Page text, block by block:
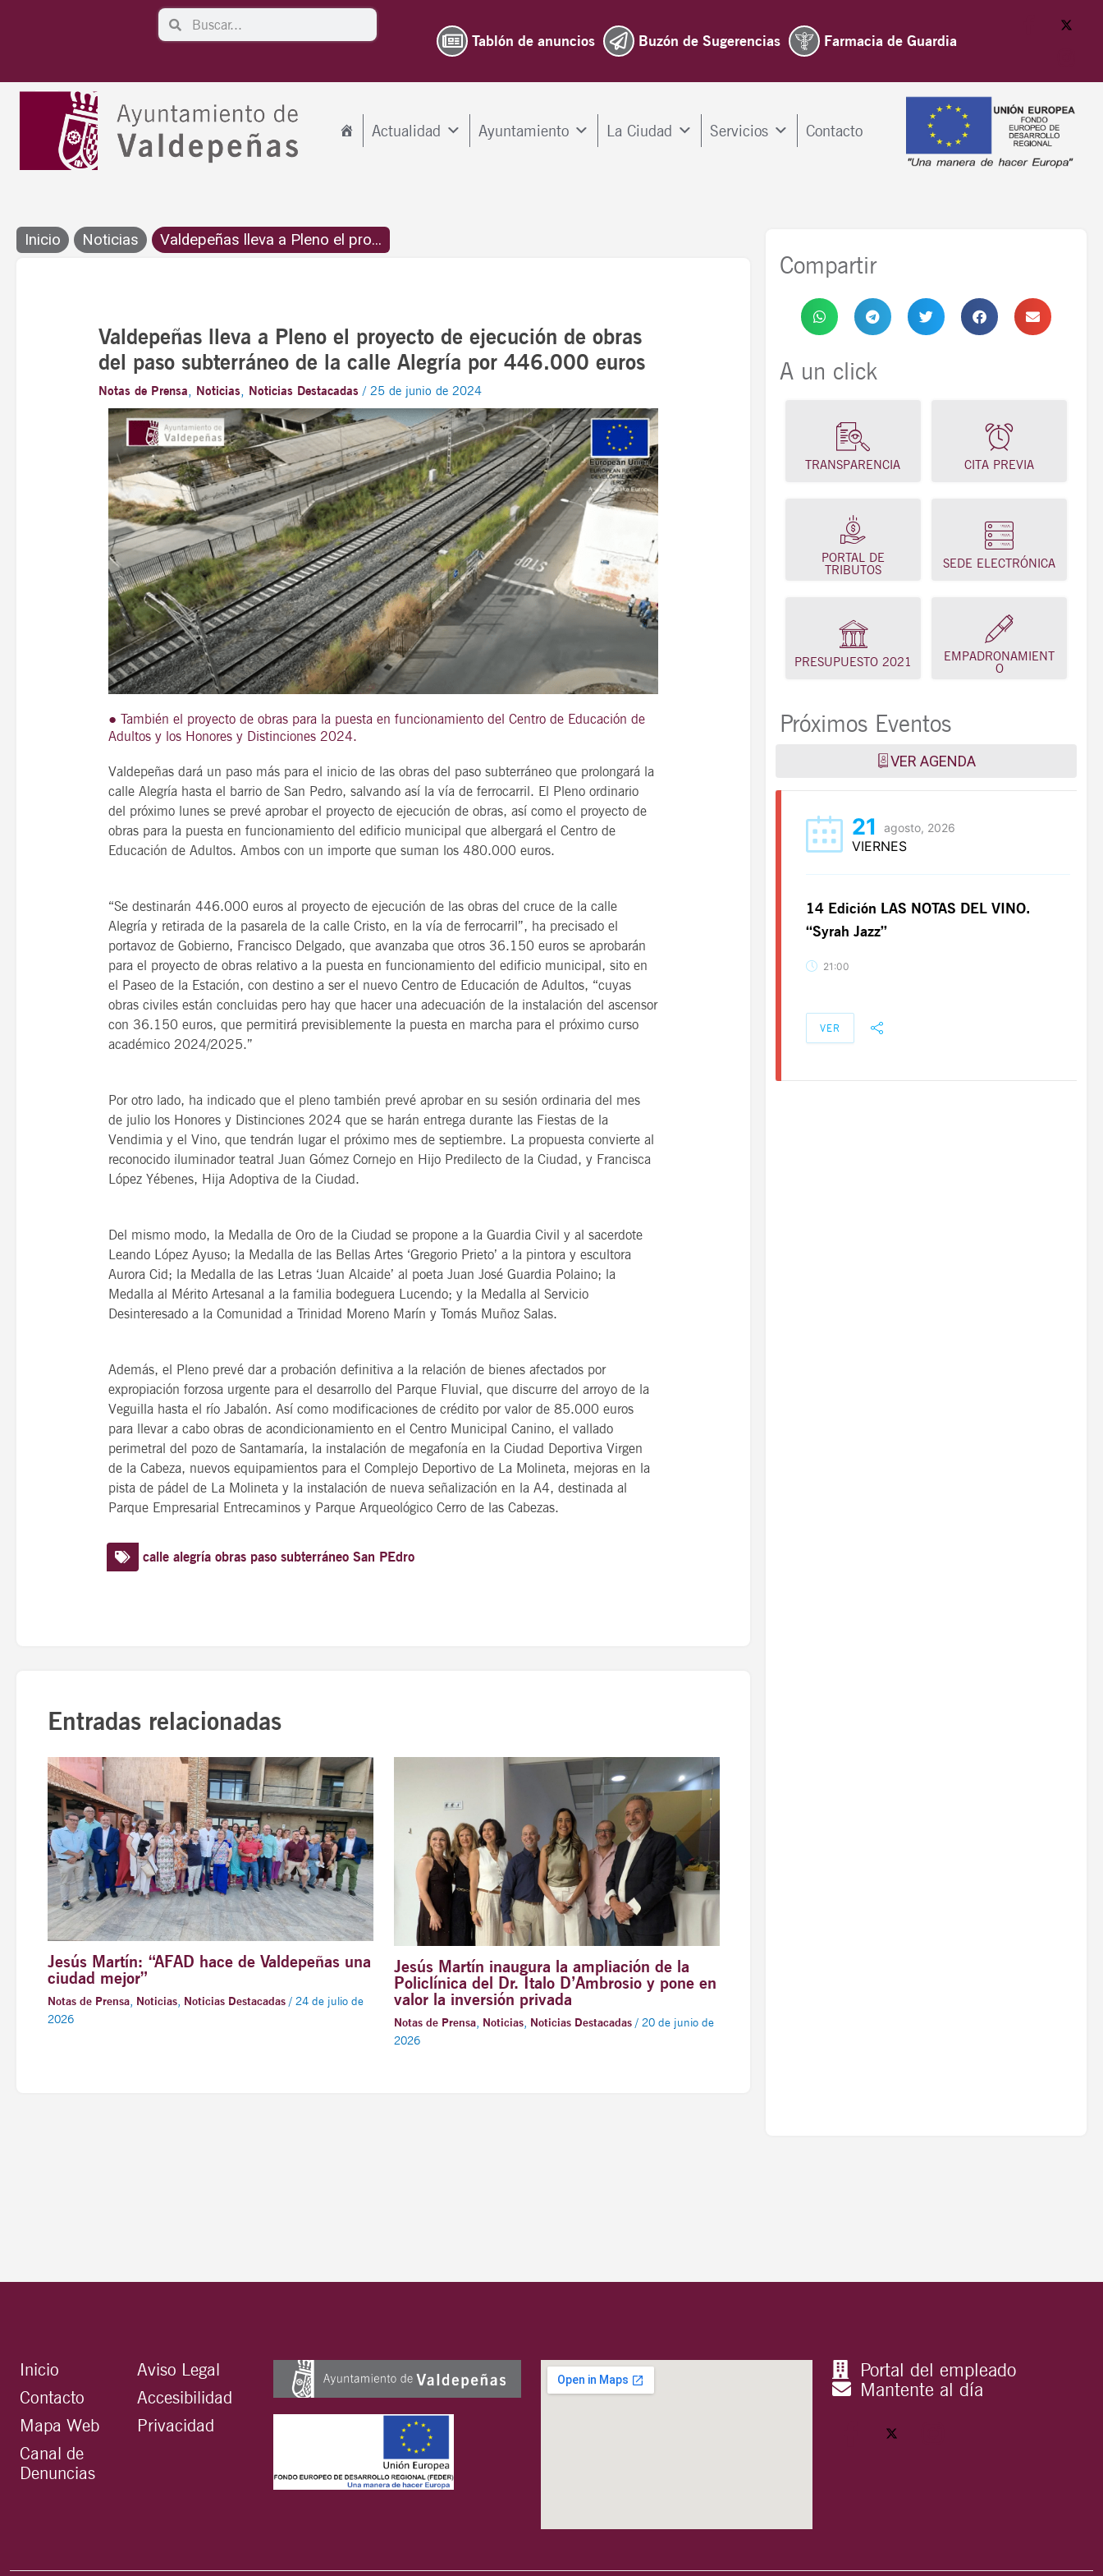
SearchSearch
Tablón de anuncios Buzón de Sugerencias Farmacia de Guardia
Actualidad Ayuntamiento La Ciudad Servicios Contacto
Inicio Noticias Valdepeñas lleva a Pleno el pro...
Valdepeñas lleva a Pleno el proyecto de ejecución de obras
del paso subterráneo de la calle Alegría por 446.000 euros
Notas de Prensa, Noticias, Noticias Destacadas /25 de junio de 2024
● También el proyecto de obras para la puesta en funcionamiento del Centro de Educación de
Adultos y los Honores y Distinciones 2024.
Valdepeñas dará un paso más para el inicio de las obras del paso subterráneo que prolongará la
calle Alegría hasta el barrio de San Pedro, salvando así la vía de ferrocarril. El Pleno ordinario
del próximo lunes se prevé aprobar el proyecto de ejecución de obras, así como el proyecto de
obras para la puesta en funcionamiento del edificio municipal que albergará el Centro de
Educación de Adultos. Ambos con un importe que suman los 480.000 euros.
“Se destinarán 446.000 euros al proyecto de ejecución de las obras del cruce de la calle
Alegría y retirada de la pasarela de la calle Cristo, en la vía de ferrocarril”, ha precisado el
portavoz de Gobierno, Francisco Delgado, que avanzaba que otros 36.150 euros se aprobarán
para el proyecto de obras relativo a la puesta en funcionamiento del edificio municipal, sito en
el Paseo de la Estación, con destino a ser el nuevo Centro de Educación de Adultos, “cuyas
obras civiles están concluidas pero hay que hacer una adecuación de la instalación del ascensor
con 36.150 euros, que permitirá previsiblemente la puesta en marcha para el próximo curso
académico 2024/2025.”
Por otro lado, ha indicado que el pleno también prevé aprobar en su sesión ordinaria del mes
de julio los Honores y Distinciones 2024 que se harán entrega durante las Fiestas de la
Vendimia y el Vino, que tendrán lugar el próximo mes de septiembre. La propuesta convierte al
reconocido iluminador teatral Juan Gómez Cornejo en Hijo Predilecto de la Ciudad, y Francisca
López Yébenes, Hija Adoptiva de la Ciudad.
Del mismo modo, la Medalla de Oro de la Ciudad se propone a la Guardia Civil y al sacerdote
Leando López Ayuso; la Medalla de las Bellas Artes ‘Gregorio Prieto’ a la pintora y escultora
Aurora Cid; la Medalla de las Letras ‘Juan Alcaide’ al poeta Juan José Guardia Polaino; la
Medalla al Mérito Artesanal a la familia bodeguera Lucendo; y la Medalla al Servicio
Desinteresado a la Comunidad a Trinidad Moreno Marín y Tomás Muñoz Salas.
Además, el Pleno prevé dar a probación definitiva a la relación de bienes afectados por
expropiación forzosa urgente para el desarrollo del Parque Fluvial, que discurre del arroyo de la
Veguilla hasta el río Jabalón. Así como modificaciones de crédito por valor de 85.000 euros
para llevar a cabo obras de acondicionamiento en el Centro Municipal Canino, el vallado
perimetral del pozo de Santamaría, la instalación de megafonía en la Ciudad Deportiva Virgen
de la Cabeza, nuevos equipamientos para el Complejo Deportivo de La Molineta, mejoras en la
pista de pádel de La Molineta y la instalación de nueva señalización en la A4, destinada al
Parque Empresarial Entrecaminos y Parque Arqueológico Cerro de las Cabezas.
calle alegría obras paso subterráneo San PEdro
Entradas relacionadas
Jesús Martín: “AFAD hace de Valdepeñas una
ciudad mejor”
Notas de Prensa, Noticias, Noticias Destacadas/ 24 de julio de
2026
Jesús Martín inaugura la ampliación de la
Policlínica del Dr. Ítalo D’Ambrosio y pone en
valor la inversión privada
Notas de Prensa, Noticias, Noticias Destacadas/ 20 de junio de
2026
Compartir
A un click
TRANSPARENCIA CITA PREVIA
PORTAL DE
TRIBUTOS
SEDE ELECTRÓNICA
PRESUPUESTO 2021
EMPADRONAMIENT
O
Próximos Eventos
VER AGENDA
21 agosto, 2026
VIERNES
14 Edición LAS NOTAS DEL VINO.
“Syrah Jazz”
21:00
VER
21 agosto, 2026
14 Edición LAS NOTAS DEL VINO.
“Syrah Jazz”
21:00
VER
21 agosto, 2026
VIERNES
14 Edición LAS NOTAS DEL VINO.
“Syrah Jazz”
21:00
VER
Inicio
Contacto
Mapa Web
Canal de
Denuncias
Aviso Legal
Accesibilidad
Privacidad
Portal del empleado
Mantente al día